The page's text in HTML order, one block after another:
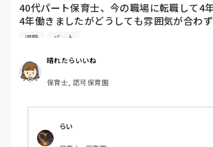
40代パート保育士、今の職場に転職して4年
4年働きましたがどうしても雰囲気が合わず
退職しようと思っています。
周りの職員は、勤続10年以上から何十年と
どです。
保護者子どもの愚痴悪口が多く、
今で言う不適切保育も
仕方ないよね
もう何も言わずに
退職 パート
晴れたらいいね
保育士, 認可保育園
らい